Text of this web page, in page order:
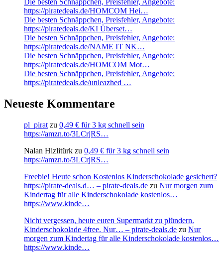
Die besten Schnäppchen, Preisfehler, Angebote:
https://piratedeals.de/HOMCOM Hei…
Die besten Schnäppchen, Preisfehler, Angebote:
https://piratedeals.de/KI Überset…
Die besten Schnäppchen, Preisfehler, Angebote:
https://piratedeals.de/NAME IT NK…
Die besten Schnäppchen, Preisfehler, Angebote:
https://piratedeals.de/HOMCOM Mot…
Die besten Schnäppchen, Preisfehler, Angebote:
https://piratedeals.de/unleazhed …
Neueste Kommentare
pl_pirat zu 0,49 € für 3 kg schnell sein
https://amzn.to/3LCrjRS…
Nalan Hizlitürk zu 0,49 € für 3 kg schnell sein
https://amzn.to/3LCrjRS…
Freebie! Heute schon Kostenlos Kinderschokolade gesichert?
https://pirate-deals.d… – pirate-deals.de zu Nur morgen zum
Kindertag für alle Kinderschokolade kostenlos…
https://www.kinde…
Nicht vergessen, heute euren Supermarkt zu plündern.
Kinderschokolade 4free. Nur… – pirate-deals.de zu Nur
morgen zum Kindertag für alle Kinderschokolade kostenlos…
https://www.kinde…